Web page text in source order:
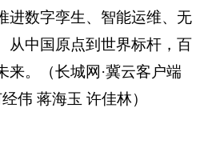
进数字孪生、智能运维、无
从中国原点到世界标杆，百
来。（长城网·冀云客户端
伟 蒋海玉 许佳林）